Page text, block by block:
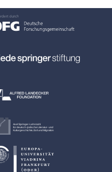
Axel Springer-Lehrstuhl
für deutsch-jüdische Literatur- und
Kulturgeschichte, Exil und Migration